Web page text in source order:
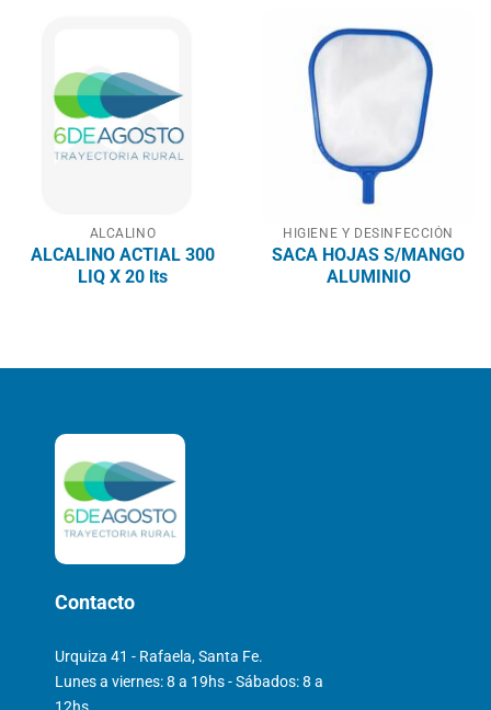
ALCALINO
ALCALINO ACTIAL 300
LIQ X 20 lts
HIGIENE Y DESINFECCIÓN
SACA HOJAS S/MANGO
ALUMINIO
Contacto
Urquiza 41 - Rafaela, Santa Fe.
Lunes a viernes: 8 a 19hs - Sábados: 8 a